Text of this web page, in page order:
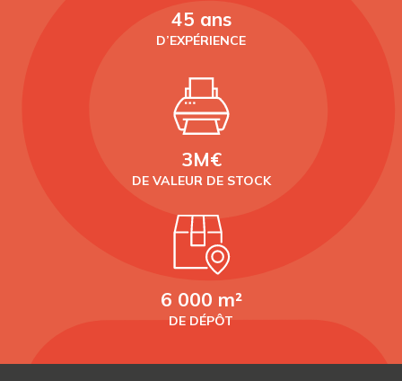
45 ans
D’EXPÉRIENCE
3M€
DE VALEUR DE STOCK
6 000 m²
DE DÉPÔT